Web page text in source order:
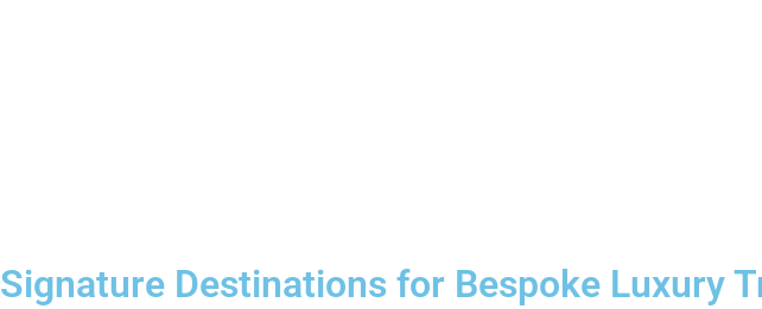
Signature Destinations for Bespoke Luxury